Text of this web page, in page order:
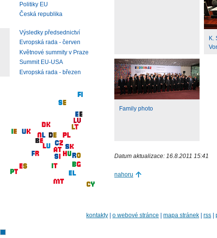
K.
Family photo
Datum aktualizace: 16.8.2011 15:41
nahoru
Politiky EU
Česká republika
Výsledky předsednictví
Evropská rada - červen
Květnové summity v Praze
Summit EU-USA
Evropská rada - březen
kontakty | o webové stránce | mapa stránek | rss |